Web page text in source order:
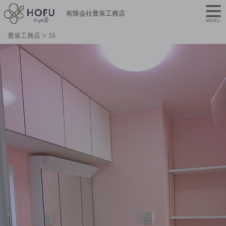
有限会社豊泉工務店
豊泉工務店 > 16
MENU